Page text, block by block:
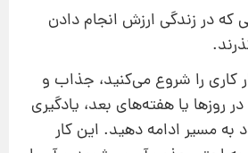
که در زندگی ارزش انجام دادن
کاری را شروع می‌کنید، جذاب و
روزها یا هفته‌های بعد، یادگیری
مسیر ادامه دهید. این کار